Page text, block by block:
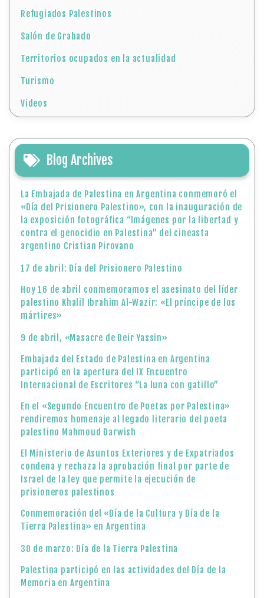
Refugiados Palestinos
Salón de Grabado
Territorios ocupados en la actualidad
Turismo
Videos
Blog Archives
La Embajada de Palestina en Argentina conmemoró el
«Día del Prisionero Palestino», con la inauguración de
la exposición fotográfica “Imágenes por la libertad y
contra el genocidio en Palestina” del cineasta
argentino Cristian Pirovano
17 de abril: Día del Prisionero Palestino
Hoy 16 de abril conmemoramos el asesinato del líder
palestino Khalil Ibrahim Al-Wazir: «El príncipe de los
mártires»
9 de abril, «Masacre de Deir Yassin»
Embajada del Estado de Palestina en Argentina
participó en la apertura del IX Encuentro
Internacional de Escritores “La luna con gatillo”
En el «Segundo Encuentro de Poetas por Palestina»
rendiremos homenaje al legado literario del poeta
palestino Mahmoud Darwish
El Ministerio de Asuntos Exteriores y de Expatriados
condena y rechaza la aprobación final por parte de
Israel de la ley que permite la ejecución de
prisioneros palestinos
Conmemoración del «Día de la Cultura y Día de la
Tierra Palestina» en Argentina
30 de marzo: Día de la Tierra Palestina
Palestina participó en las actividades del Día de la
Memoria en Argentina